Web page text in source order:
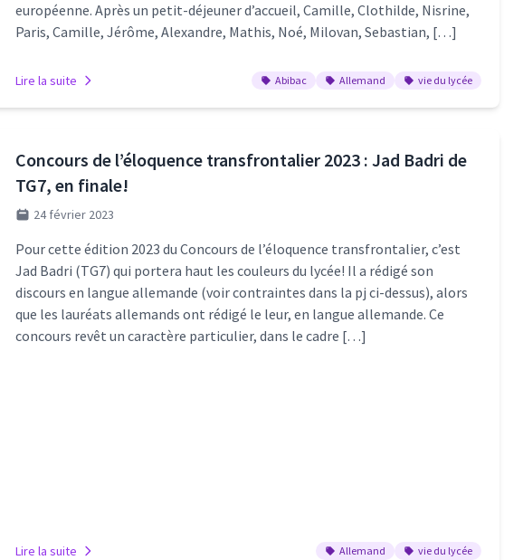
européenne. Après un petit-déjeuner d’accueil, Camille, Clothilde, Nisrine,
Paris, Camille, Jérôme, Alexandre, Mathis, Noé, Milovan, Sebastian, […]
Lire la suite Abibac Allemand vie du lycée
Concours de l’éloquence transfrontalier 2023 : Jad Badri de
TG7, en finale!
24 février 2023
Pour cette édition 2023 du Concours de l’éloquence transfrontalier, c’est
Jad Badri (TG7) qui portera haut les couleurs du lycée! Il a rédigé son
discours en langue allemande (voir contraintes dans la pj ci-dessus), alors
que les lauréats allemands ont rédigé le leur, en langue allemande. Ce
concours revêt un caractère particulier, dans le cadre […]
Lire la suite Allemand vie du lycée